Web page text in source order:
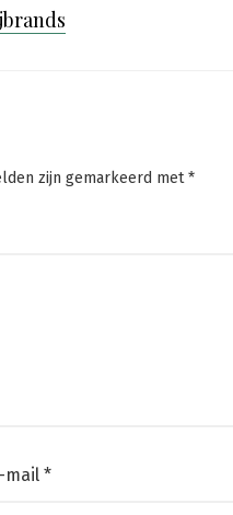
zijn gemarkeerd met*
mail *